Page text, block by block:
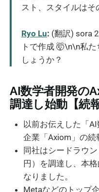
スト、スタイルはそ
Ryo Lu: (翻訳) sora
トで作成 🤯\n\n私
しょうか？
AI数学者開発の
調達し始動【続報
以前お伝えした「
企業「Axiom」の続
同社はシードラウ
円）を調達し、本
なりました。
Metaなどのトップ